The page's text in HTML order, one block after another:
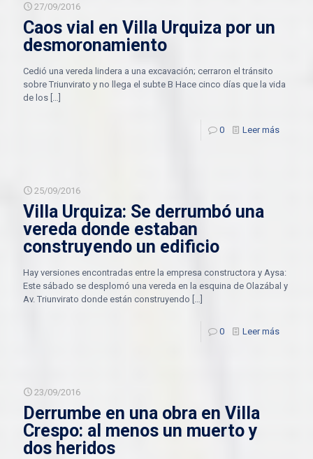
27/09/2016
Caos vial en Villa Urquiza por un
desmoronamiento
Cedió una vereda lindera a una excavación; cerraron el tránsito
sobre Triunvirato y no llega el subte B Hace cinco días que la vida
de los […]
0 Leer más
25/09/2016
Villa Urquiza: Se derrumbó una
vereda donde estaban
construyendo un edificio
Hay versiones encontradas entre la empresa constructora y Aysa:
Este sábado se desplomó una vereda en la esquina de Olazábal y
Av. Triunvirato donde están construyendo […]
0 Leer más
23/09/2016
Derrumbe en una obra en Villa
Crespo: al menos un muerto y
dos heridos